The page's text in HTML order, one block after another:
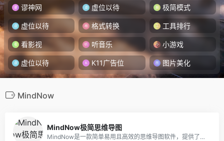
谬神网
虚位以待 极简模式
虚位以待 格式转换 工具排行
看影视 听音乐 小游戏
虚位以待 K11广告位 图片美化
MindNow
MindNow极简思维导图
MindNow是一款简单易用且高效的思维导图软件，提供了思维导图、向右逻辑图、组织架构图、鱼骨图、括号图等十多种结构，支持多平台操作及内容同步，拥有海量精品模板可直接使用，适用于头脑风暴、思维整理、学习笔记和会议记录等多种场景使用，激发您的灵感与创意，有效提升工作和学习效率。